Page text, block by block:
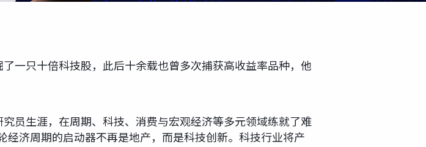
一只十倍科技股，此后十余载也曾多次捕获高收益率品种，他
员生涯，在周期、科技、消费与宏观经济等多元领域练就了难
济周期的启动器不再是地产，而是科技创新。科技行业将产